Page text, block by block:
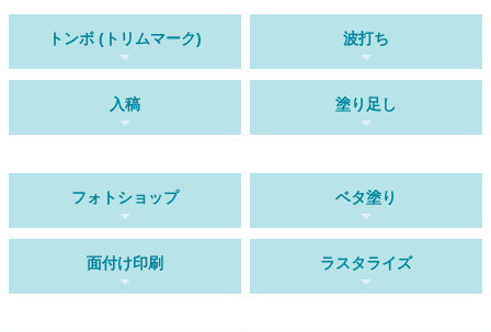
トンボ (トリムマーク) 波打ち
入稿 塗り足し
フォトショップ ベタ塗り
面付け印刷 ラスタライズ